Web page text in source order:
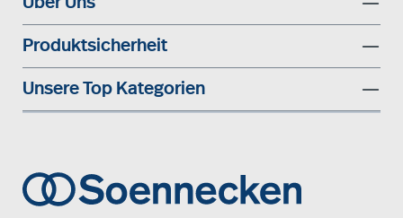
Produktsicherheit
Unsere Top Kategorien